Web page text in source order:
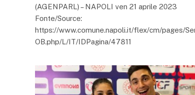
(AGENPARL) – NAPOLI ven 21 aprile 2023
Fonte/Source:
https://www.comune.napoli.it/flex/cm/pages/
OB.php/L/IT/IDPagina/47811